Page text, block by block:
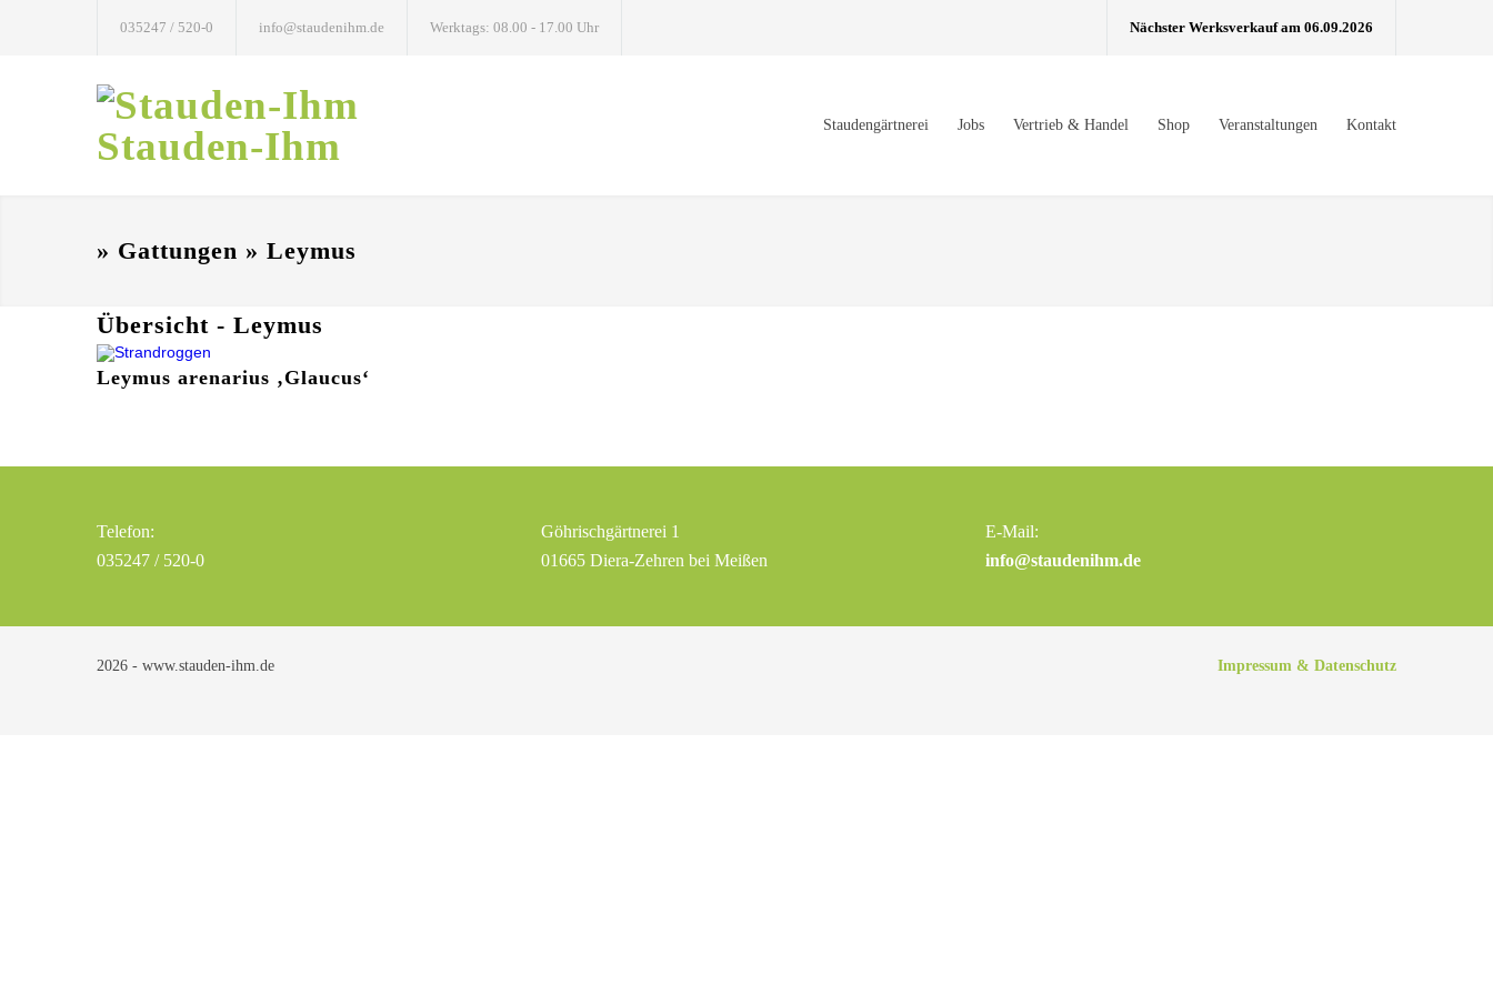
035247 / 520-0 info@staudenihm.de Werktags: 08.00 - 17.00 Uhr Nächster Werksverkauf am 06.09.2026
Stauden-Ihm Staudengärtnerei Jobs Vertrieb & Handel Shop Veranstaltungen Kontakt
» Gattungen » Leymus
Übersicht - Leymus
Leymus arenarius ‚Glaucus‘
Telefon:
035247 / 520-0
Göhrischgärtnerei 1
01665 Diera-Zehren bei Meißen
E-Mail:
info@staudenihm.de
2026 - www.stauden-ihm.de Impressum & Datenschutz